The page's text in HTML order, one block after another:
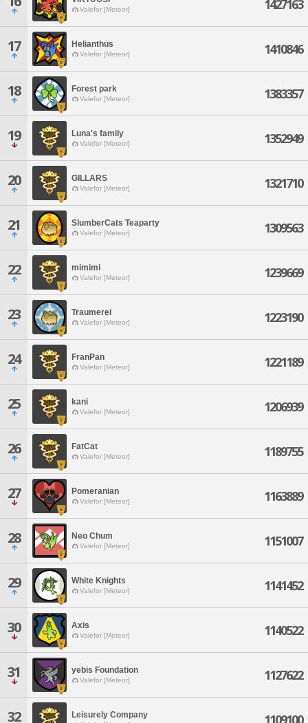
Valefor [Meteor] 1427163
17 Helianthus
Valefor [Meteor] 1410846
18 Forest park
Valefor [Meteor] 1383357
19 Luna's family
Valefor [Meteor] 1352949
20 GILLARS
Valefor [Meteor] 1321710
21 SlumberCats Teaparty
Valefor [Meteor] 1309563
22 mimimi
Valefor [Meteor] 1239669
23 Traumerei
Valefor [Meteor] 1223190
24 FranPan
Valefor [Meteor] 1221189
25 kani
Valefor [Meteor] 1206939
26 FatCat
Valefor [Meteor] 1189755
27 Pomeranian
Valefor [Meteor] 1163889
28 Neo Chum
Valefor [Meteor] 1151007
29 White Knights
Valefor [Meteor] 1141452
30 Axis
Valefor [Meteor] 1140522
31 yebis Foundation
Valefor [Meteor] 1127622
32 Leisurely Company 1109100